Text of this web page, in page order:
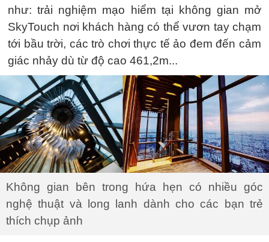
như: trải nghiệm mạo hiểm tại không gian mở
SkyTouch nơi khách hàng có thể vươn tay chạm
tới bầu trời, các trò chơi thực tế ảo đem đến cảm
giác nhảy dù từ độ cao 461,2m...
Không gian bên trong hứa hẹn có nhiều góc
nghệ thuật và long lanh dành cho các bạn trẻ
thích chụp ảnh